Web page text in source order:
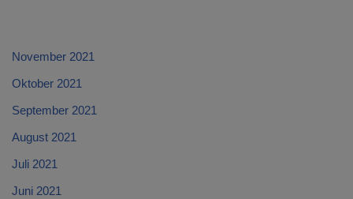
November 2021
Oktober 2021
September 2021
August 2021
Juli 2021
Juni 2021